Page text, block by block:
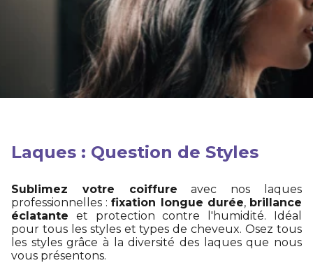
Laques : Question de Styles
Sublimez votre coiffure avec nos laques
professionnelles :fixation longue durée, brillance
éclatante et protection contre l'humidité. Idéal
pour tous les styles et types de cheveux. Osez tous
les styles grâce à la diversité des laques que nous
vous présentons.